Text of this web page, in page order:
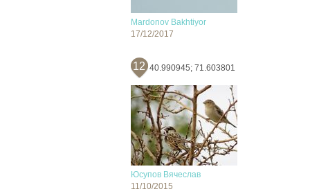
Mardonov Bakhtiyor
17/12/2017
12 40.990945; 71.603801
Юсупов Вячеслав
11/10/2015